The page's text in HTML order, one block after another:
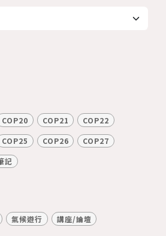
COP20 COP21 COP22
COP25 COP26 COP27
記
氣候遊行 講座/論壇